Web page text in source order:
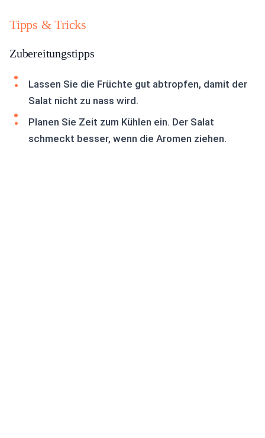
Tipps & Tricks
Zubereitungstipps
Lassen Sie die Früchte gut abtropfen, damit der
Salat nicht zu nass wird.
Planen Sie Zeit zum Kühlen ein. Der Salat
schmeckt besser, wenn die Aromen ziehen.